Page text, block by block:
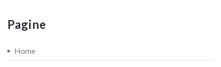
Pagine
Home